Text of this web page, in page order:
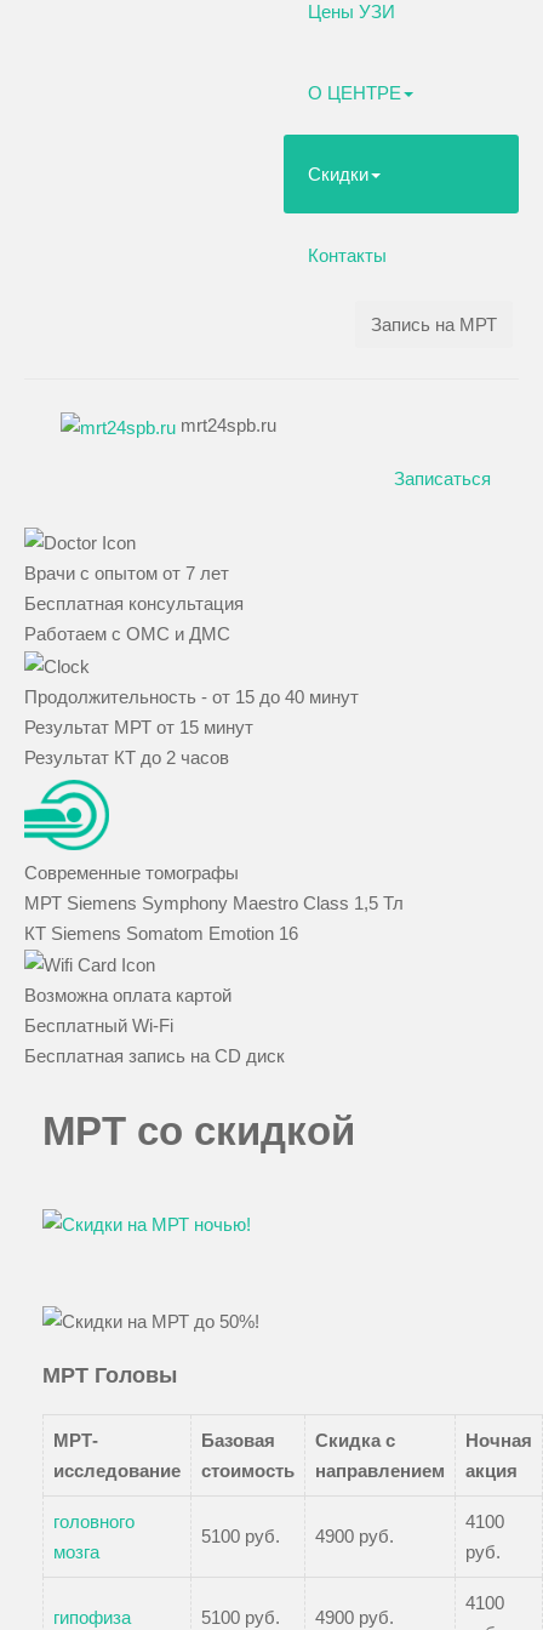
Цены УЗИ
О ЦЕНТРЕ
Скидки
Контакты
Запись на МРТ
mrt24spb.ru
Записаться
Врачи с опытом от 7 лет
Бесплатная консультация
Работаем с ОМС и ДМС
Продолжительность - от 15 до 40 минут
Результат МРТ от 15 минут
Результат КТ до 2 часов
Современные томографы
МРТ Siemens Symphony Maestro Class 1,5 Тл
КТ Siemens Somatom Emotion 16
Возможна оплата картой
Бесплатный Wi-Fi
Бесплатная запись на CD диск
МРТ со скидкой
МРТ Головы
МРТ-
исследование
Базовая
стоимость
Скидка с
направлением
Ночная
акция
головного
мозга
5100 руб. 4900 руб.
4100
руб.
гипофиза 5100 руб. 4900 руб.
4100